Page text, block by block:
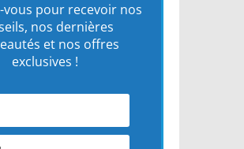
vous pour recevoir nos
nos dernières
et nos offres
exclusives !